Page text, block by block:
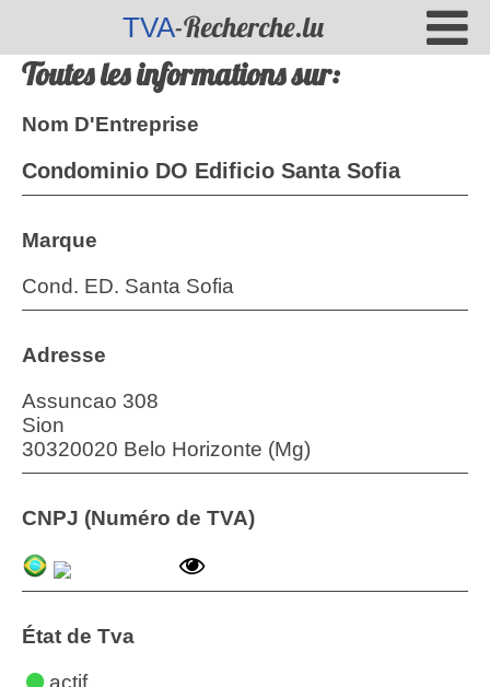
TVA-Recherche.lu
Toutes les informations sur:
Nom D'Entreprise
Condominio DO Edificio Santa Sofia
Marque
Cond. ED. Santa Sofia
Adresse
Assuncao 308
Sion
30320020 Belo Horizonte (Mg)
CNPJ (Numéro de TVA)
État de Tva
actif